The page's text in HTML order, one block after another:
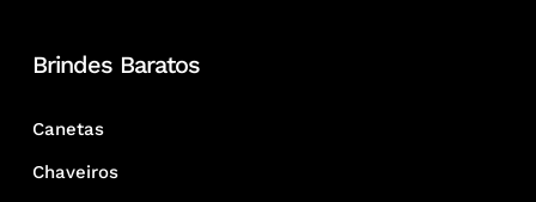
Brindes Baratos
Canetas
Chaveiros